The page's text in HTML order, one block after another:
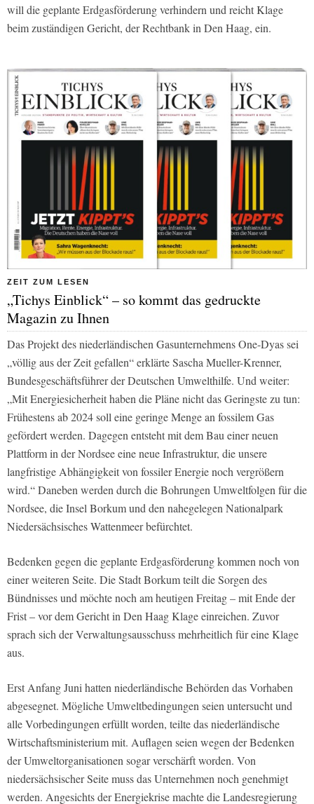
will die geplante Erdgasförderung verhindern und reicht Klage
beim zuständigen Gericht, der Rechtbank in Den Haag, ein.
ZEIT ZUM LESEN
„Tichys Einblick“ – so kommt das gedruckte
Magazin zu Ihnen
Das Projekt des niederländischen Gasunternehmens One-Dyas sei
„völlig aus der Zeit gefallen“ erklärte Sascha Mueller-Krenner,
Bundesgeschäftsführer der Deutschen Umwelthilfe. Und weiter:
„Mit Energiesicherheit haben die Pläne nicht das Geringste zu tun:
Frühestens ab 2024 soll eine geringe Menge an fossilem Gas
gefördert werden. Dagegen entsteht mit dem Bau einer neuen
Plattform in der Nordsee eine neue Infrastruktur, die unsere
langfristige Abhängigkeit von fossiler Energie noch vergrößern
wird.“ Daneben werden durch die Bohrungen Umweltfolgen für die
Nordsee, die Insel Borkum und den nahegelegen Nationalpark
Niedersächsisches Wattenmeer befürchtet.
Bedenken gegen die geplante Erdgasförderung kommen noch von
einer weiteren Seite. Die Stadt Borkum teilt die Sorgen des
Bündnisses und möchte noch am heutigen Freitag – mit Ende der
Frist – vor dem Gericht in Den Haag Klage einreichen. Zuvor
sprach sich der Verwaltungsausschuss mehrheitlich für eine Klage
aus.
Erst Anfang Juni hatten niederländische Behörden das Vorhaben
abgesegnet. Mögliche Umweltbedingungen seien untersucht und
alle Vorbedingungen erfüllt worden, teilte das niederländische
Wirtschaftsministerium mit. Auflagen seien wegen der Bedenken
der Umweltorganisationen sogar verschärft worden. Von
niedersächsischer Seite muss das Unternehmen noch genehmigt
werden. Angesichts der Energiekrise machte die Landesregierung